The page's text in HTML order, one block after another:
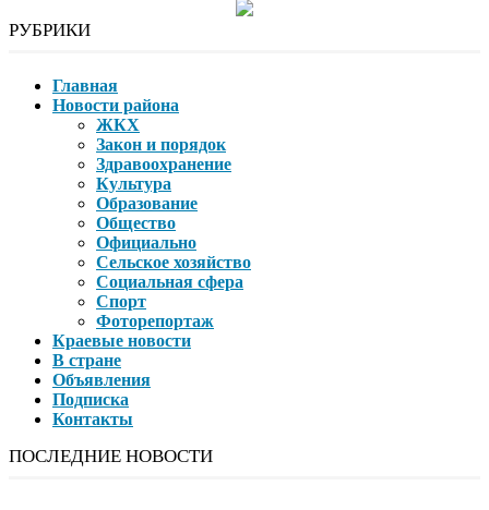
РУБРИКИ
Главная
Новости района
ЖКХ
Закон и порядок
Здравоохранение
Культура
Образование
Общество
Официально
Сельское хозяйство
Социальная сфера
Спорт
Фоторепортаж
Краевые новости
В стране
Объявления
Подписка
Контакты
ПОСЛЕДНИЕ НОВОСТИ